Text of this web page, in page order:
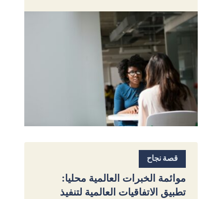
قصة نجاح
موائمة الخبرات العالمية محليا:
تطبيق الاتفاقيات العالمية لتنفيذ